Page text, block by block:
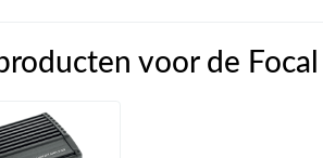
voor de